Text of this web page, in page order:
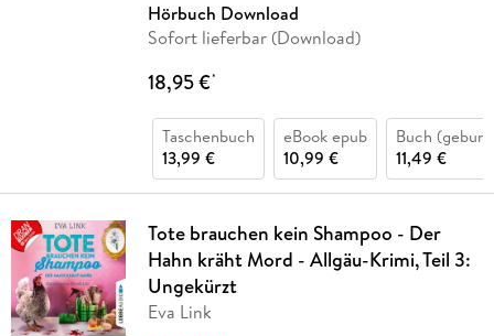
Hörbuch Download
Sofort lieferbar (Download)
18,95 €*
Taschenbuch
13,99 €
eBook epub
10,99 €
Buch
11,49 €
Tote brauchen kein Shampoo - Der
Hahn kräht Mord - Allgäu-Krimi, Teil 3:
Ungekürzt
Eva Link